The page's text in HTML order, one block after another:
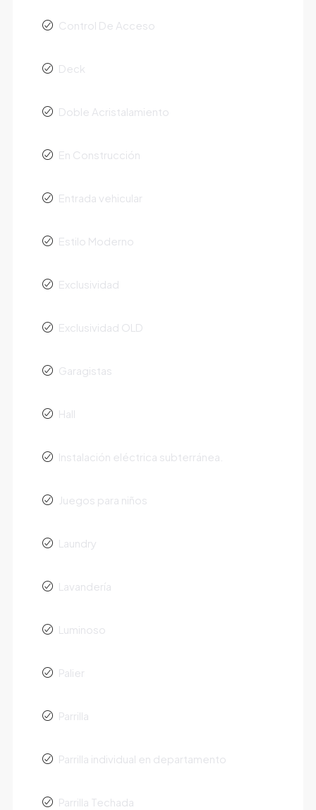
Control De Acceso
Deck
Doble Acristalamiento
En Construcción
Entrada vehicular
Estilo Moderno
Exclusividad
Exclusividad OLD
Garagistas
Hall
Instalación eléctrica subterránea.
Juegos para niños
Laundry
Lavandería
Luminoso
Palier
Parrilla
Parrilla individual en departamento
Parrilla Techada